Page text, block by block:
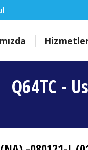
Q64TC -